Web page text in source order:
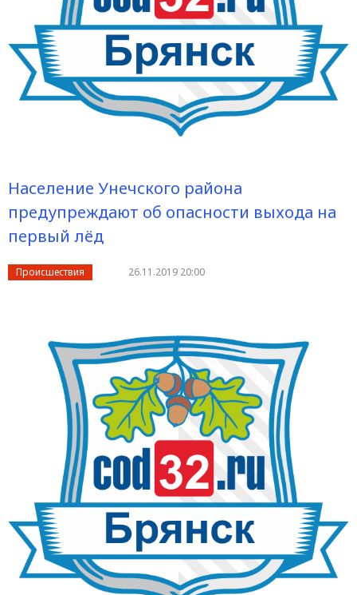
Население Унечского района
предупреждают об опасности выхода на
первый лёд
Происшествия 26.11.2019 20:00